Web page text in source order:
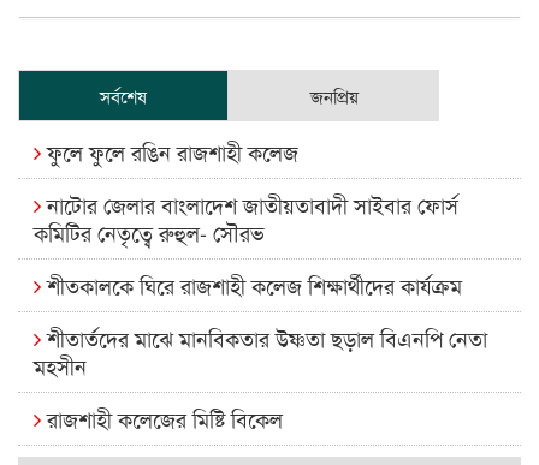
সর্বশেষ জনপ্রিয়
ফুলে ফুলে রঙিন রাজশাহী কলেজ
নাটোর জেলার বাংলাদেশ জাতীয়তাবাদী সাইবার ফোর্স
কমিটির নেতৃত্বে রুহুল- সৌরভ
শীতকালকে ঘিরে রাজশাহী কলেজ শিক্ষার্থীদের কার্যক্রম
শীতার্তদের মাঝে মানবিকতার উষ্ণতা ছড়াল বিএনপি নেতা
মহসীন
রাজশাহী কলেজের মিষ্টি বিকেল